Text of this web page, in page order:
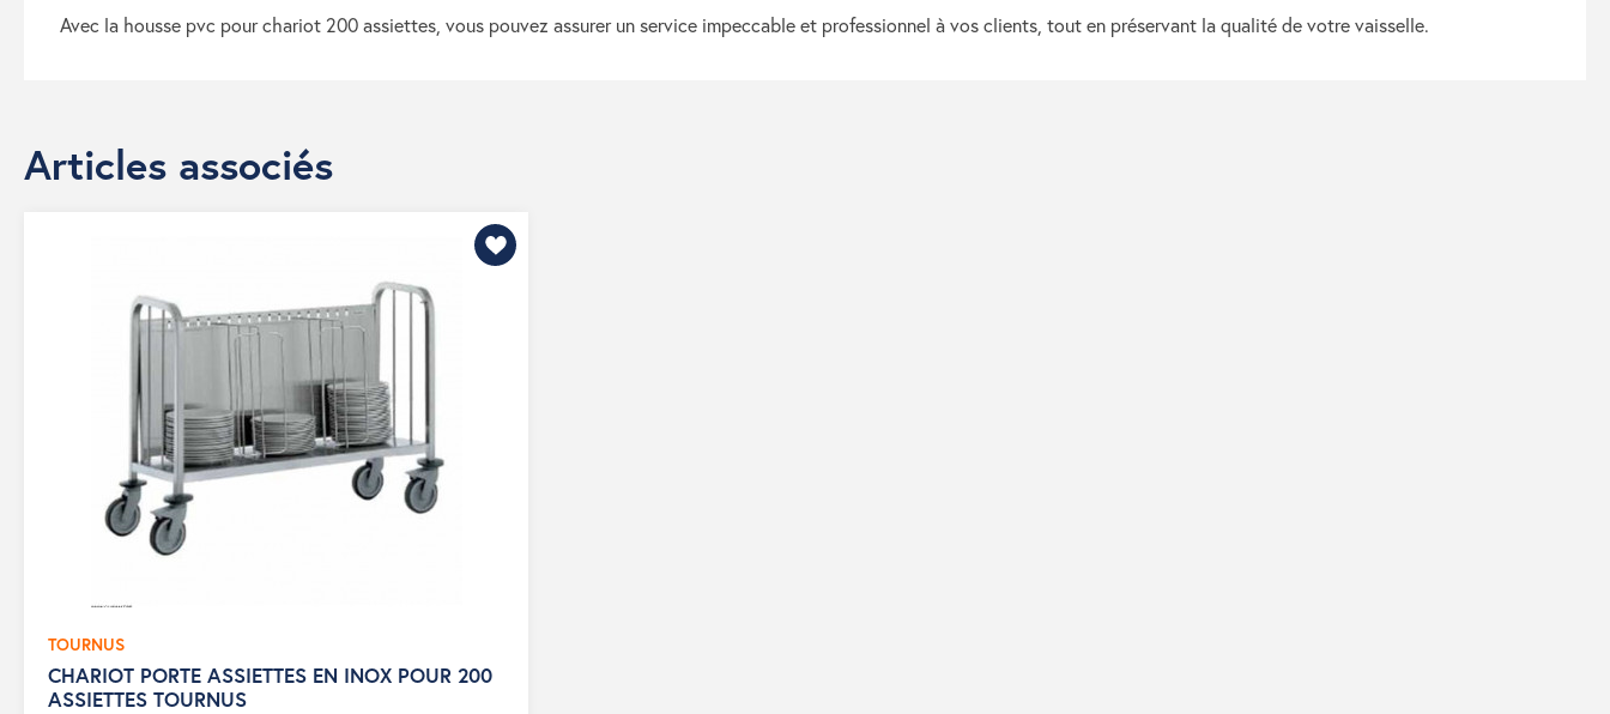
avec la housse pvc pour chariot 200 assiettes, vous pouvez assurer un service impeccable et professionnel à vos clients, tout en préservant la qualité de votre vaisselle.
Articles associés
TOURNUS
CHARIOT PORTE ASSIETTES EN INOX POUR 200
ASSIETTES TOURNUS